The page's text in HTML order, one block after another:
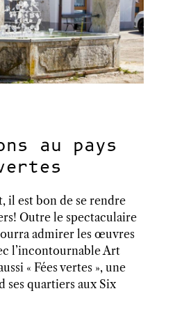
au pays
il est bon de se rendre
Outre le spectaculaire
admirer les œuvres
l’incontournable Art
« Fées vertes », une
ses quartiers aux Six